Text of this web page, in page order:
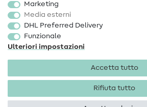
Sale
Marketing
Media esterni
DHL Preferred Delivery
Funzionale
Ulteriori impostazioni
Accetta tutto
Rifiuta tutto
Informazioni legali Privacy